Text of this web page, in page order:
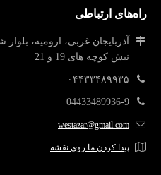
راه‌های ارتباطی
آذربایجان غربی، ارومیه،
نبش کوچه های 19 و 21
۰۴۴۳۳۴۸۹۹۳۵
04433489936-9
westazar@gmail.com
پیدا کردن ما روی نقشه